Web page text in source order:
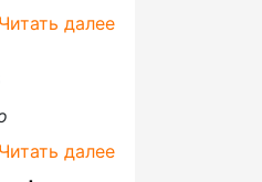
Читать далее
Читать далее